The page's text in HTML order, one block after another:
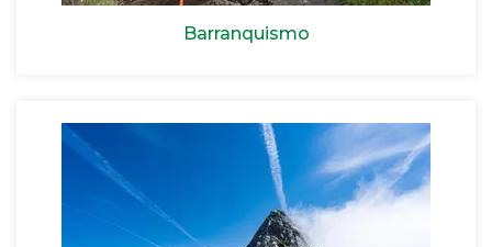
Barranquismo